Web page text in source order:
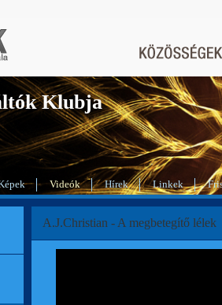
Klubja
Videók Hírek Linkek
A.J.Christian - A megbetegítő lélek